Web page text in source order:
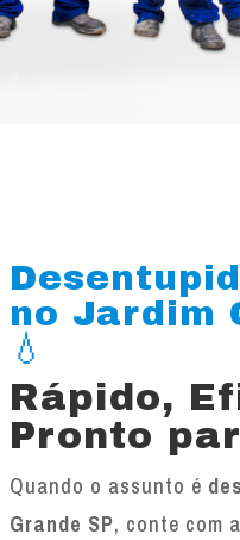
no Jardim
💧
Rápido,
Pronto
Quando o assunto é
Grande SP, conte com